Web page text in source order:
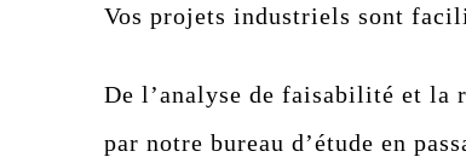
Vos projets industriels sont
De l’analyse de faisabilité et la
par notre bureau d’étude en